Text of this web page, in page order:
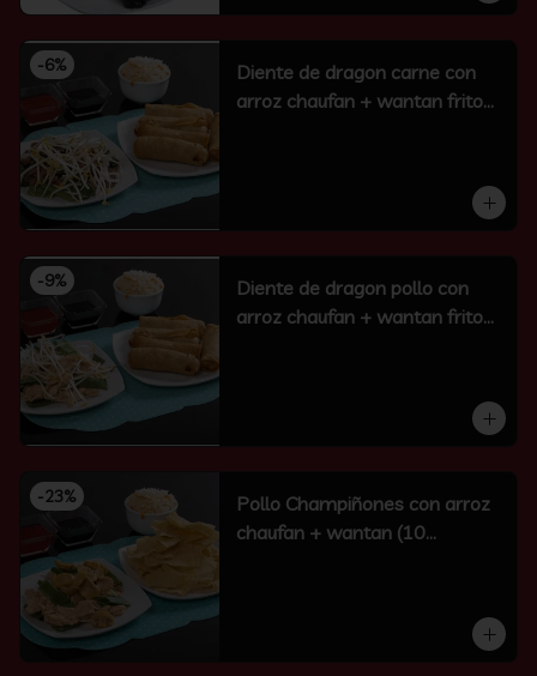
-6%
Diente de dragon carne con
arroz chaufan + wantan frito
-9%
Diente de dragon pollo con
arroz chaufan + wantan frito
-23%
Pollo Champiñones con arroz
chaufan + wantan (10